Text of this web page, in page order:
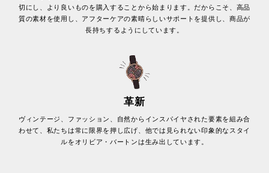
切にし、より良いものを購入することから始まります。だからこそ、高品
質の素材を使用し、アフターケアの素晴らしいサポートを提供し、商品が
長持ちするようにしています。
革新
ヴィンテージ、ファッション、自然からインスパイヤされた要素を組み合
わせて、私たちは常に限界を押し広げ、他では見られない印象的なスタイ
ルをオリビア・バートンは生み出しています。